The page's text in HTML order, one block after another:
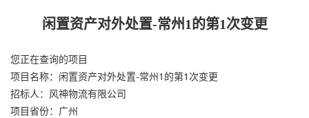
闲置资产对外处置-常州1的第1次变更
您正在查询的项目
项目名称：闲置资产对外处置-常州1的第1次变更
招标人：风神物流有限公司
项目省份：广州